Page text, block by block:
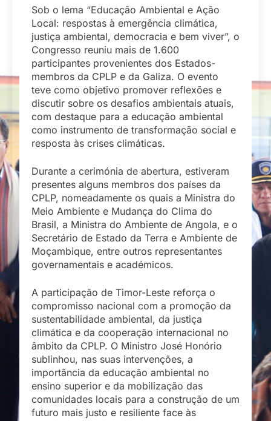
Sob o lema “Educação Ambiental e Ação
Local: respostas à emergência climática,
justiça ambiental, democracia e bem viver”, o
Congresso reuniu mais de 1.600
participantes provenientes dos Estados-
membros da CPLP e da Galiza. O evento
teve como objetivo promover reflexões e
discutir sobre os desafios ambientais atuais,
com destaque para a educação ambiental
como instrumento de transformação social e
resposta às crises climáticas.
Durante a cerimónia de abertura, estiveram
presentes alguns membros dos países da
CPLP, nomeadamente os quais a Ministra do
Meio Ambiente e Mudança do Clima do
Brasil, a Ministra do Ambiente de Angola, e o
Secretário de Estado da Terra e Ambiente de
Moçambique, entre outros representantes
governamentais e académicos.
A participação de Timor-Leste reforça o
compromisso nacional com a promoção da
sustentabilidade ambiental, da justiça
climática e da cooperação internacional no
âmbito da CPLP. O Ministro José Honório
sublinhou, nas suas intervenções, a
importância da educação ambiental no
ensino superior e da mobilização das
comunidades locais para a construção de um
futuro mais justo e resiliente face às